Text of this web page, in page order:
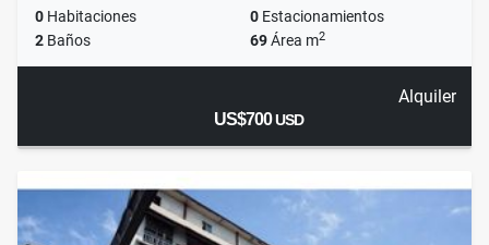
0 Habitaciones 0 Estacionamientos
2 Baños 69Área m2
Alquiler
US$700USD